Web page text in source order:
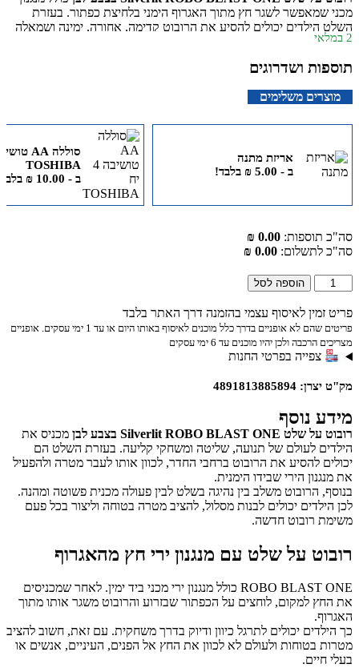
מכני שמאפשר לשגר חץ מתוך האגרוף הימני בלחיצת כפתור. בעזרת
השלט הילדים יכולים להסיע את הרובוט קדימה, אחורה, ימינה ושמאלה
ולשלב משחקי תנועה, כיוון וקליעה למטרה. מתאים לילדים מגיל 5 ומעלה.
2 במלאי
תוספות ושדרוגים
מוצרים משלימים
אריזת מתנה
ב -
₪5.00 בלבד!
TOSHIBA
ב -
₪10.00
סה"כ תוספות: 0.00 ₪
סה"כ לתשלום: 0.00 ₪
הוספה לסל
פריט זמין לאיסוף עצמי בהזמנה דרך האתר בלבד
פריטים שהם לא אופניים בדרך כלל מוכנים לאיסוף באותו היום או עד 1 ימי עסקים. אופניים
מצריכים הרכבה ולכן יהיו מוכנים עד 6 ימי עסקים
צפייה בפרטי החנות
מק"ט יצרן: 4891813885894
מידע נוסף
רובוט על שלט Silverlit ROBO BLAST ONE בצבע לבן
מכניס את
הילדים לעולם של תנועה, שליטה ומשחקי קליעה. בעזרת השלט הם
יכולים להסיע את הרובוט ברחבי החדר, לכוון אותו לעבר מטרה ולהפעיל
את מנגנון הירי שבידו הימנית.
בנוסף, הרובוט משלב בין נהיגה בשלט לבין פעולה מכנית פשוטה ומהנה.
לכן הילדים יכולים לבנות מסלול, להציב מטרה בטוחה וליצור בכל פעם
משימת רובוט חדשה.
רובוט על שלט עם מנגנון ירי חץ מהאגרוף
ROBO BLAST ONE כולל מנגנון ירי מכני ביד ימין. לאחר שמכניסים
את החץ למקום, לוחצים על הכפתור שבזרוע והרובוט משגר אותו מתוך
האגרוף.
כך הילדים יכולים לתרגל כיוון ודיוק בדרך משחקית. עם זאת, חשוב להציב
מטרות בטוחות ולעולם לא לכוון את החץ אל הפנים, העיניים, אנשים או
בעלי חיים.